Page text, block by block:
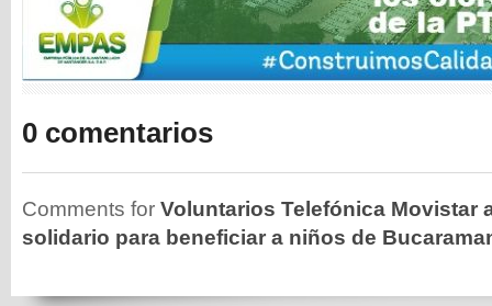
0 comentarios
Comments for Voluntarios Telefónica Movistar
solidario para beneficiar a niños de